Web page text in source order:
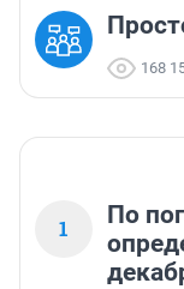
168
1
По